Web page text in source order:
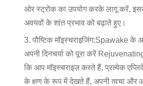
ओर स्ट्रोक का उपयोग करके लागू करें,
अवयवों के शांत प्रभाव को बढ़ाते हुए।
3. पौष्टिक मॉइस्चराइजिंग:Spawake के
अपनी दिनचर्या को पूरा करें
कि आप मॉइस्चराइज़ करते हैं, प्रत्येक
के क्षण के रूप में देखते हैं, अपनी त्वचा और